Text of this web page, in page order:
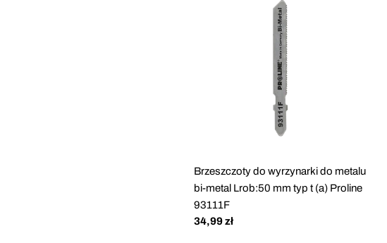
Brzeszczoty do wyrzynarki do metalu
bi-metal Lrob:50 mm typ t (a) Proline
93111F
Cena
34,99 zł